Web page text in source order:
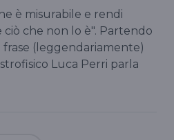
è misurabile e rendi
ciò che non lo è". Partendo
frase (leggendariamente)
Luca Perri parla